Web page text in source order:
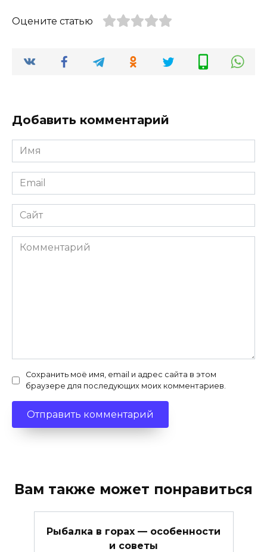
Оцените статью
Добавить комментарий
Имя
*
Email
*
Сайт
Комментарий
Сохранить моё имя, email и адрес сайта в этом
браузере для последующих моих комментариев.
Вам также может понравиться
Рыбалка в горах — особенности
и советы